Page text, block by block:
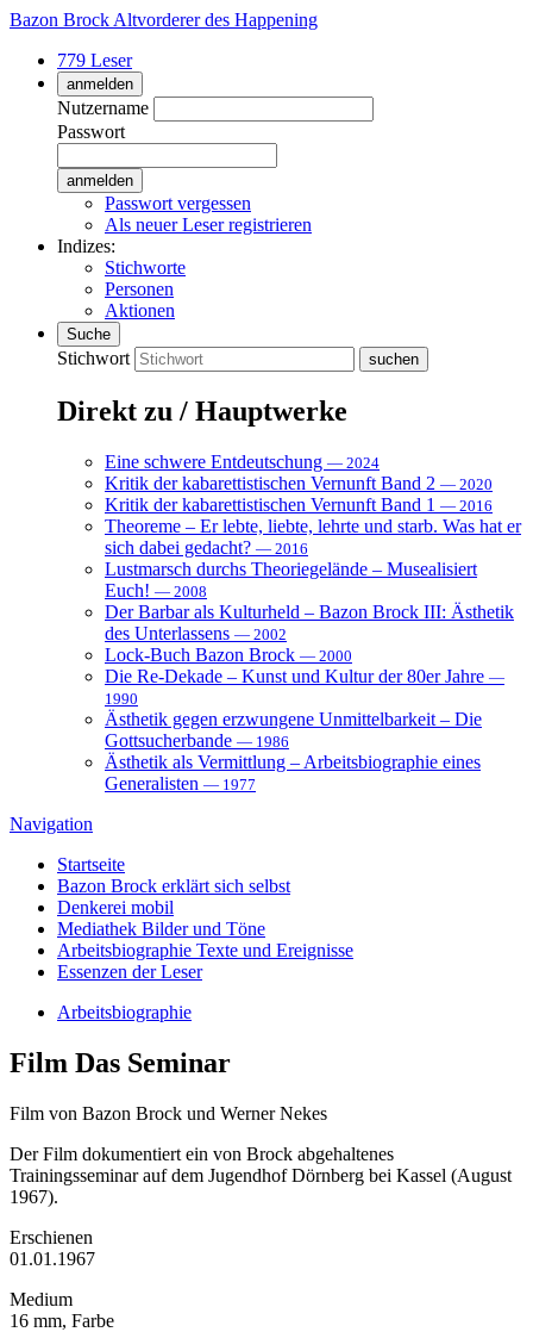
Bazon Brock Altvorderer des Happening
779 Leser
anmelden
Nutzername
Passwort
Passwort vergessen
Als neuer Leser registrieren
Indizes:
Stichworte
Personen
Aktionen
Suche
Stichwort
Direkt zu / Hauptwerke
Eine schwere Entdeutschung — 2024
Kritik der kabarettistischen Vernunft Band 2 — 2020
Kritik der kabarettistischen Vernunft Band 1 — 2016
Theoreme – Er lebte, liebte, lehrte und starb. Was hat er
sich dabei gedacht? — 2016
Lustmarsch durchs Theoriegelände – Musealisiert
Euch! — 2008
Der Barbar als Kulturheld – Bazon Brock III: Ästhetik
des Unterlassens — 2002
Lock-Buch Bazon Brock — 2000
Die Re-Dekade – Kunst und Kultur der 80er Jahre —
1990
Ästhetik gegen erzwungene Unmittelbarkeit – Die
Gottsucherbande — 1986
Ästhetik als Vermittlung – Arbeitsbiographie eines
Generalisten — 1977
Navigation
Startseite
Bazon Brock erklärt sich selbst
Denkerei mobil
Mediathek Bilder und Töne
Arbeitsbiographie Texte und Ereignisse
Essenzen der Leser
Arbeitsbiographie
Film Das Seminar
Film von Bazon Brock und Werner Nekes
Der Film dokumentiert ein von Brock abgehaltenes
Trainingsseminar auf dem Jugendhof Dörnberg bei Kassel (August
1967).
Erschienen
01.01.1967
Medium
16 mm, Farbe